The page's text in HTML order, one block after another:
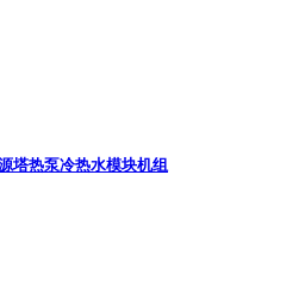
塔热泵冷热水模块机组